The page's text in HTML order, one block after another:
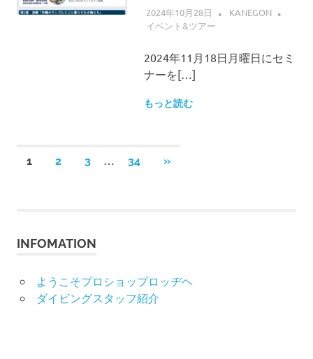
2024年10月28日
KANEGON
イベント&ツアー
2024年11月18日月曜日にセミ
ナーを[…]
もっと読む
投
ペ
ー
ジ
1 2 3 34
次
»
INFOMATION
ようこそプロショップロッヂヘ
ダイビングスタッフ紹介